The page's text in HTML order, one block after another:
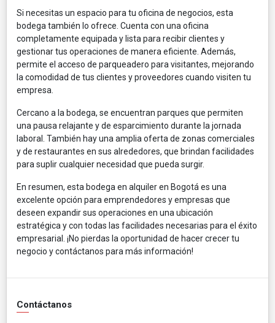
Si necesitas un espacio para tu oficina de negocios, esta
bodega también lo ofrece. Cuenta con una oficina
completamente equipada y lista para recibir clientes y
gestionar tus operaciones de manera eficiente. Además,
permite el acceso de parqueadero para visitantes, mejorando
la comodidad de tus clientes y proveedores cuando visiten tu
empresa.
Cercano a la bodega, se encuentran parques que permiten
una pausa relajante y de esparcimiento durante la jornada
laboral. También hay una amplia oferta de zonas comerciales
y de restaurantes en sus alrededores, que brindan facilidades
para suplir cualquier necesidad que pueda surgir.
En resumen, esta bodega en alquiler en Bogotá es una
excelente opción para emprendedores y empresas que
deseen expandir sus operaciones en una ubicación
estratégica y con todas las facilidades necesarias para el éxito
empresarial. ¡No pierdas la oportunidad de hacer crecer tu
negocio y contáctanos para más información!
Contáctanos